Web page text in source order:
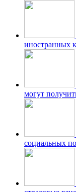
иностранных
могут
социальных